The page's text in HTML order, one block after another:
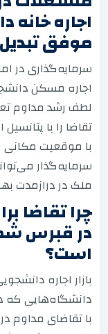
اجاره خانه
موفق
سرمایه‌گذاری در
اجاره مسکن
لطف رشد مداوم
تقاضا را با
با موقعیت مکانی
سرمایه‌گذار
ملک در درازمدت
چرا تقاضا
در قبرس
است؟
بازار اجاره
دانشگاه‌هایی که
با تقاضای